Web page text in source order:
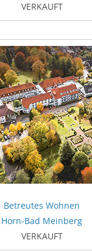
VERKAUFT
Betreutes Wohnen
Horn-Bad Meinberg
VERKAUFT